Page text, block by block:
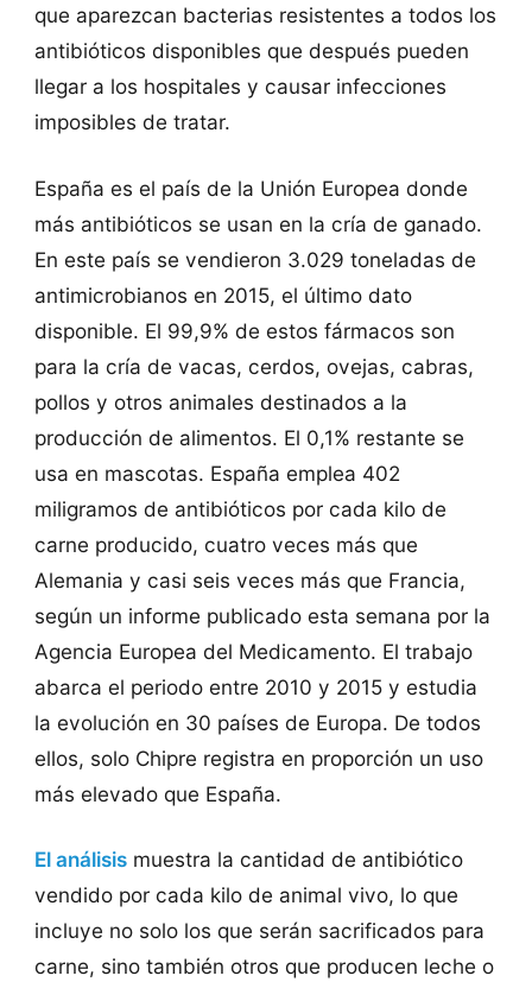
que aparezcan bacterias resistentes a todos los
antibióticos disponibles que después pueden
llegar a los hospitales y causar infecciones
imposibles de tratar.
España es el país de la Unión Europea donde
más antibióticos se usan en la cría de ganado.
En este país se vendieron 3.029 toneladas de
antimicrobianos en 2015, el último dato
disponible. El 99,9% de estos fármacos son
para la cría de vacas, cerdos, ovejas, cabras,
pollos y otros animales destinados a la
producción de alimentos. El 0,1% restante se
usa en mascotas. España emplea 402
miligramos de antibióticos por cada kilo de
carne producido, cuatro veces más que
Alemania y casi seis veces más que Francia,
según un informe publicado esta semana por la
Agencia Europea del Medicamento. El trabajo
abarca el periodo entre 2010 y 2015 y estudia
la evolución en 30 países de Europa. De todos
ellos, solo Chipre registra en proporción un uso
más elevado que España.
El análisismuestra la cantidad de antibiótico
vendido por cada kilo de animal vivo, lo que
incluye no solo los que serán sacrificados para
carne, sino también otros que producen leche o